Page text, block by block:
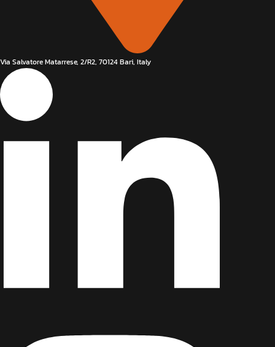
Via Salvatore Matarrese, 2/R2, 70124 Bari, Italy